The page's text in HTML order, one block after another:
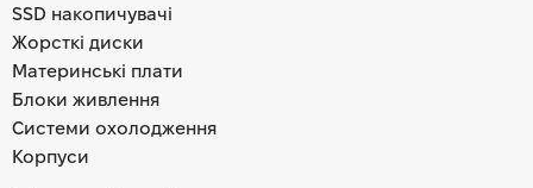
SSD накопичувачі
Жорсткі диски
Материнські плати
Блоки живлення
Системи охолодження
Корпуси